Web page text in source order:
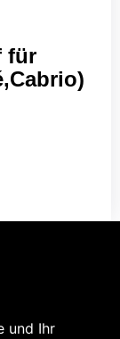
für
und Ihr